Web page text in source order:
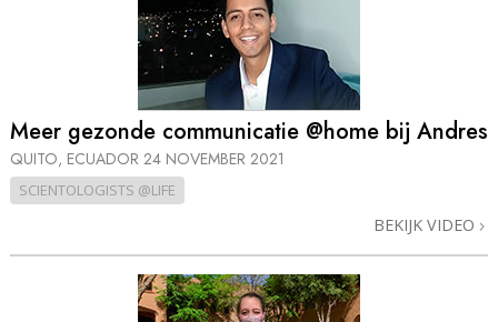
Meer gezonde communicatie @home bij Andres
QUITO, ECUADOR 24 NOVEMBER 2021
SCIENTOLOGISTS @LIFE
BEKIJK VIDEO